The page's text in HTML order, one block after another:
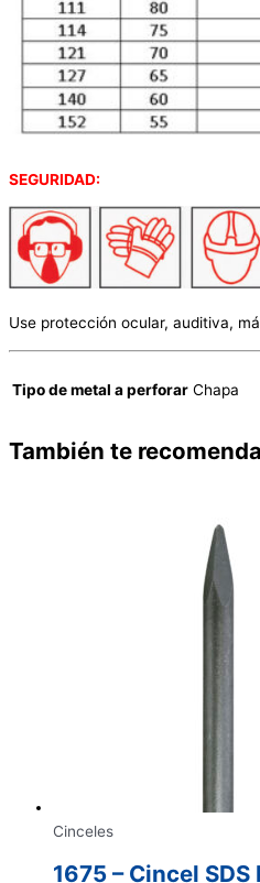
SEGURIDAD:
Use protección ocular, auditiva,
Tipo de metal a perforar Chapa
También te
Cinceles
1675 – Cincel